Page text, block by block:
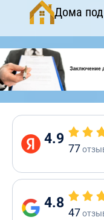
Дома
4.9
77
4.8
47